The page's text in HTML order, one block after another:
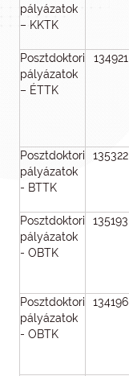
pályázatok
– KKTK
Posztdoktori
pályázatok
– ÉTTK
134921
Posztdoktori
pályázatok
- BTTK
135322
Posztdoktori
pályázatok
- OBTK
135193
Posztdoktori
pályázatok
- OBTK
134196